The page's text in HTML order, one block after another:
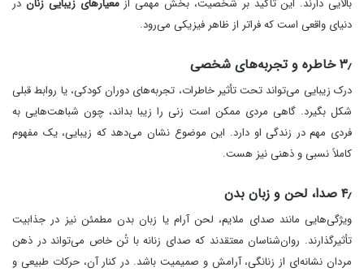
دنیای واقعی است که فراتر از ظاهر فیزیکی می‌رود.
۳٫ خاطره و تجربه‌های شخصی
درک زیبایی می‌تواند تحت تأثیر خاطرات، تجربه‌های دوران کودکی، یا روابط قبلی
شکل بگیرد. گاهی مردی ممکن است زنی را زیبا بداند، چون شباهت‌هایی به
فردی مهم در زندگی او دارد. این موضوع نشان می‌دهد که زیبایی، یک مفهوم
کاملاً نسبی و ذهنی نیز هست.
۴٫ صدا، لحن و زبان بدن
ویژگی‌هایی مانند صدای ملایم، لحن آرام یا زبان بدن مطمئن نیز در جذابیت
تأثیرگذارند. روان‌شناسان معتقدند که صدای زنانه با تُن خاص می‌تواند در ذهن
مردان نشانه‌ای از زنانگی، آرامش و صمیمیت باشد. در کنار آن، حرکات طبیعی و